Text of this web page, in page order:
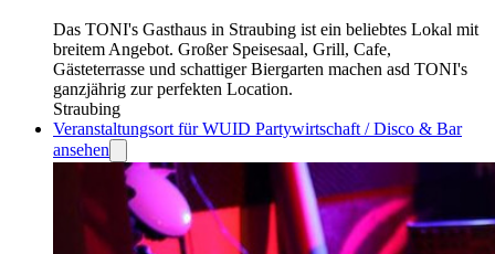
Das TONI's Gasthaus in Straubing ist ein beliebtes Lokal mit
breitem Angebot. Großer Speisesaal, Grill, Cafe,
Gästeterrasse und schattiger Biergarten machen asd TONI's
ganzjährig zur perfekten Location.
Straubing
Veranstaltungsort für WUID Partywirtschaft / Disco & Bar
ansehen